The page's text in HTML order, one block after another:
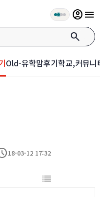
search
account_circlemenu
Old-유학맘후기학교,커뮤니
18-03-12 17:32